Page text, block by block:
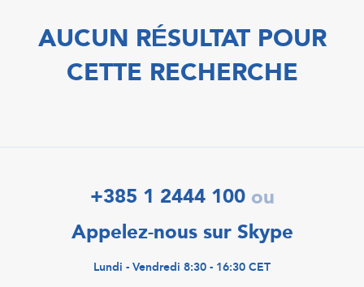
AUCUN RÉSULTAT POUR
CETTE RECHERCHE
+385 1 2444 100 ou
Appelez-nous sur Skype
Lundi - Vendredi 8:30 - 16:30 CET